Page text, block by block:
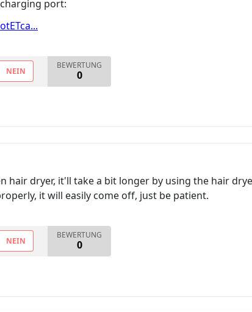
port:
NEIN
BEWERTUNG
0
hair dryer, it'll take a bit longer by using the hair
it will easily come off, just be patient.
NEIN
BEWERTUNG
0